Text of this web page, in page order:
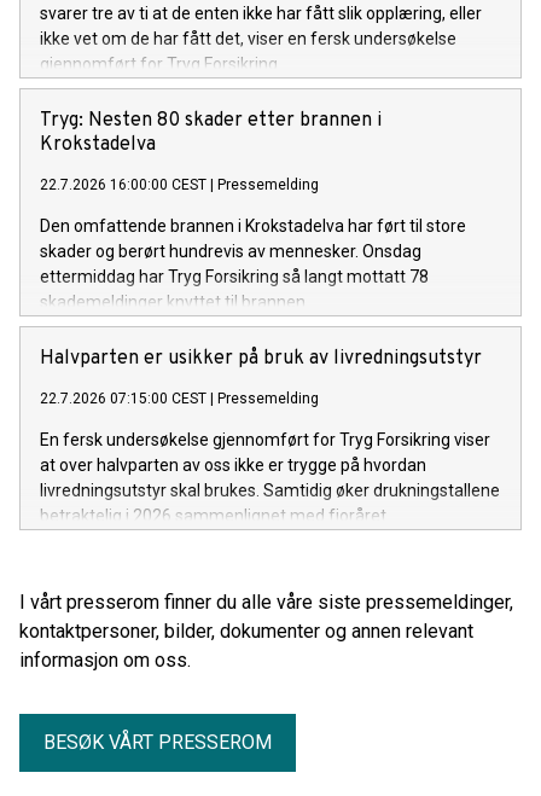
svarer tre av ti at de enten ikke har fått slik opplæring, eller
ikke vet om de har fått det, viser en fersk undersøkelse
gjennomført for Tryg Forsikring.
Tryg: Nesten 80 skader etter brannen i
Krokstadelva
22.7.2026 16:00:00 CEST Pressemelding
Den omfattende brannen i Krokstadelva har ført til store
skader og berørt hundrevis av mennesker. Onsdag
ettermiddag har Tryg Forsikring så langt mottatt 78
skademeldinger knyttet til brannen.
Halvparten er usikker på bruk av livredningsutstyr
22.7.2026 07:15:00 CEST Pressemelding
En fersk undersøkelse gjennomført for Tryg Forsikring viser
at over halvparten av oss ikke er trygge på hvordan
livredningsutstyr skal brukes. Samtidig øker drukningstallene
betraktelig i 2026 sammenlignet med fjoråret.
I vårt presserom finner du alle våre siste pressemeldinger,
kontaktpersoner, bilder, dokumenter og annen relevant
informasjon om oss.
BESØK VÅRT PRESSEROM